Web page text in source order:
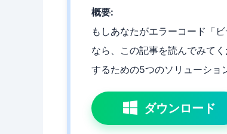
概要:
もしあなたがエラーコード「
なら、この記事を読んでみて
するための5つのソリューショ
ダウンロード